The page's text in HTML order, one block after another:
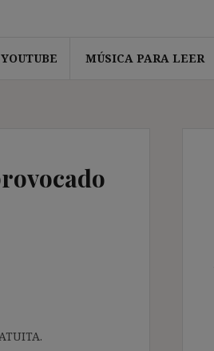
YOUTUBE MÚSICA PARA LEER